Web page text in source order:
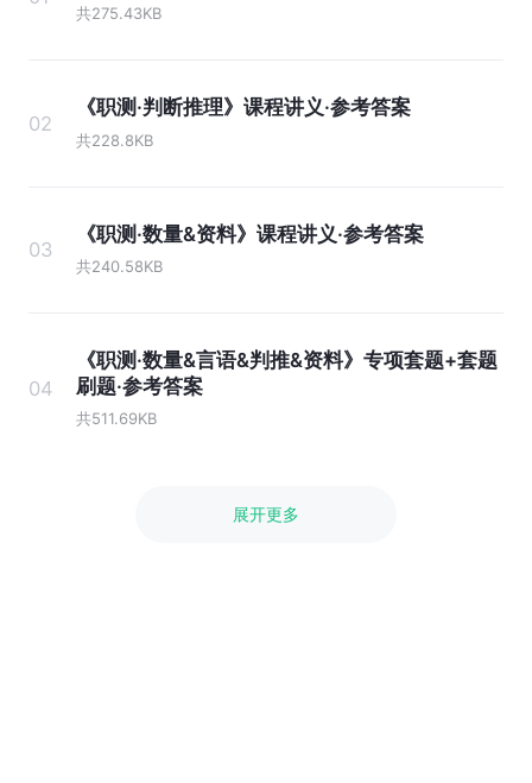
共275.43KB
02
《职测·判断推理》课程讲义·参考答案
共228.8KB
03
《职测·数量&资料》课程讲义·参考答案
共240.58KB
04
《职测·数量&言语&判推&资料》专项套题+套题
刷题·参考答案
共511.69KB
展开更多